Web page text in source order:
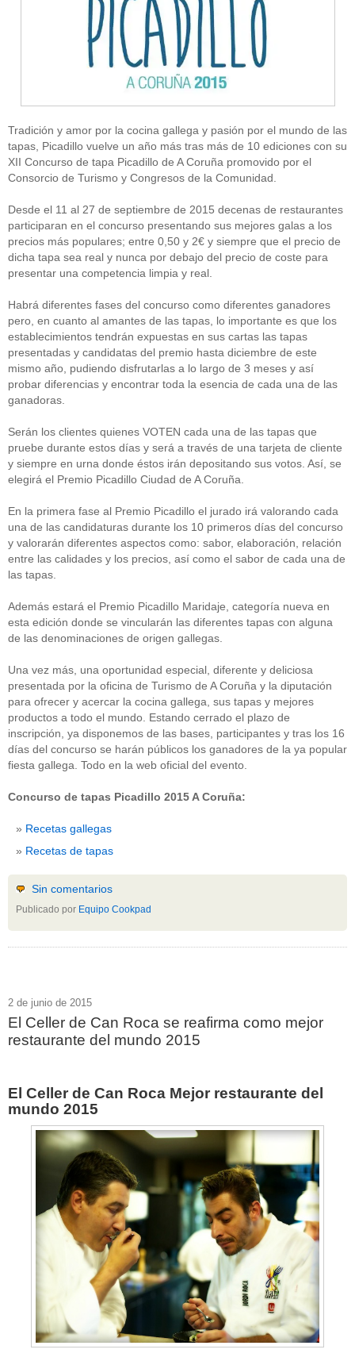
Tradición y amor por la cocina gallega y pasión por el mundo de las
tapas, Picadillo vuelve un año más tras más de 10 ediciones con su
XII Concurso de tapa Picadillo de A Coruña promovido por el
Consorcio de Turismo y Congresos de la Comunidad.
Desde el 11 al 27 de septiembre de 2015 decenas de restaurantes
participaran en el concurso presentando sus mejores galas a los
precios más populares; entre 0,50 y 2€ y siempre que el precio de
dicha tapa sea real y nunca por debajo del precio de coste para
presentar una competencia limpia y real.
Habrá diferentes fases del concurso como diferentes ganadores
pero, en cuanto al amantes de las tapas, lo importante es que los
establecimientos tendrán expuestas en sus cartas las tapas
presentadas y candidatas del premio hasta diciembre de este
mismo año, pudiendo disfrutarlas a lo largo de 3 meses y así
probar diferencias y encontrar toda la esencia de cada una de las
ganadoras.
Serán los clientes quienes VOTEN cada una de las tapas que
pruebe durante estos días y será a través de una tarjeta de cliente
y siempre en urna donde éstos irán depositando sus votos. Así, se
elegirá el Premio Picadillo Ciudad de A Coruña.
En la primera fase al Premio Picadillo el jurado irá valorando cada
una de las candidaturas durante los 10 primeros días del concurso
y valorarán diferentes aspectos como: sabor, elaboración, relación
entre las calidades y los precios, así como el sabor de cada una de
las tapas.
Además estará el Premio Picadillo Maridaje, categoría nueva en
esta edición donde se vincularán las diferentes tapas con alguna
de las denominaciones de origen gallegas.
Una vez más, una oportunidad especial, diferente y deliciosa
presentada por la oficina de Turismo de A Coruña y la diputación
para ofrecer y acercar la cocina gallega, sus tapas y mejores
productos a todo el mundo. Estando cerrado el plazo de
inscripción, ya disponemos de las bases, participantes y tras los 16
días del concurso se harán públicos los ganadores de la ya popular
fiesta gallega. Todo en la web oficial del evento.
Concurso de tapas Picadillo 2015 A Coruña:
Recetas gallegas
Recetas de tapas
Sin comentarios
Publicado por Equipo Cookpad
2 de junio de 2015
El Celler de Can Roca se reafirma como mejor
restaurante del mundo 2015
El Celler de Can Roca Mejor restaurante del
mundo 2015